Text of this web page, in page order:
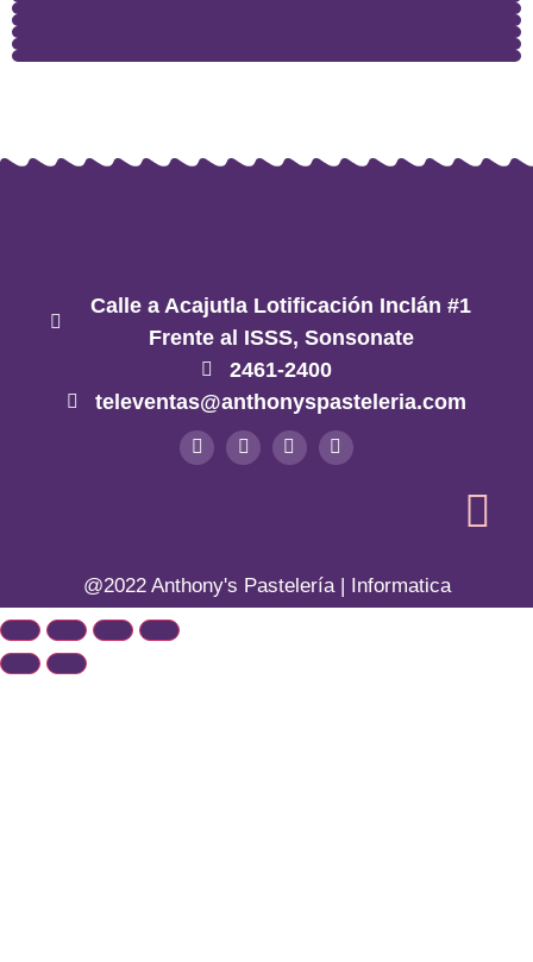
Calle a Acajutla Lotificación Inclán #1
Frente al ISSS, Sonsonate
2461-2400
televentas@anthonyspasteleria.com
@2022 Anthony's Pastelería | Informatica